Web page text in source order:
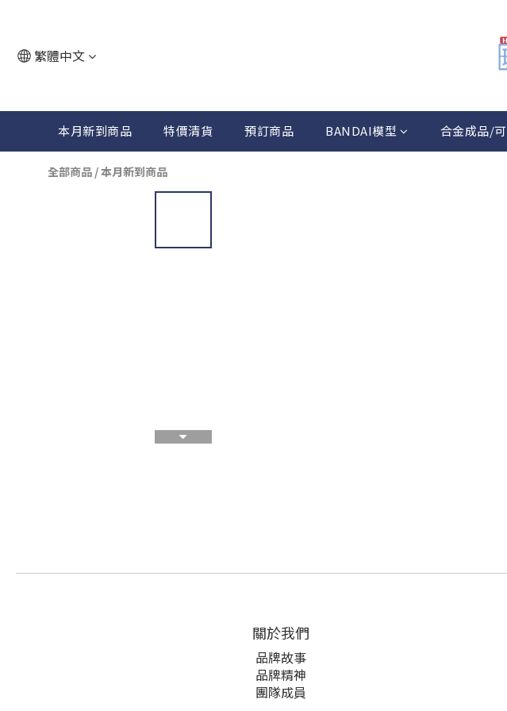
繁體中文
本月新到商品 特價清貨 預訂商品 BANDAI模型 合金成品/
全部商品 /本月新到商品
關於我們
品牌故事
品牌精神
團隊成員